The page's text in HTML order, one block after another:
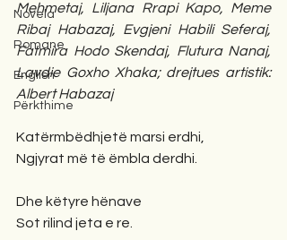
Novela
Romane
English
Përkthime
Mehmetaj, Liljana Rrapi Kapo, Meme
Ribaj Habazaj, Evgjeni Habili Seferaj,
Fatmira Hodo Skendaj, Flutura Nanaj,
Lavdie Goxho Xhaka; drejtues artistik:
Albert Habazaj
Katërmbëdhjetë marsi erdhi,
Ngjyrat më të ëmbla derdhi.
Dhe këtyre hënave
Sot rilind jeta e re.